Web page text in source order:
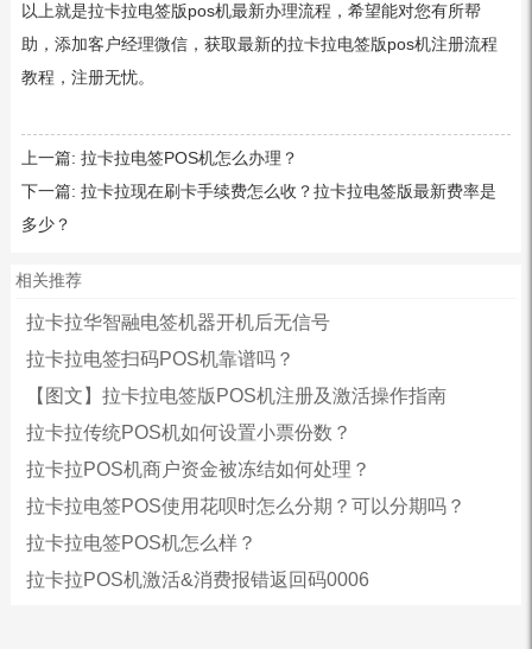
以上就是拉卡拉电签版pos机最新办理流程，希望能对您有所帮
助，添加客户经理微信，获取最新的拉卡拉电签版pos机注册流程
教程，注册无忧。
上一篇: 拉卡拉电签POS机怎么办理？
下一篇: 拉卡拉现在刷卡手续费怎么收？拉卡拉电签版最新费率是
多少？
相关推荐
拉卡拉华智融电签机器开机后无信号
拉卡拉电签扫码POS机靠谱吗？
【图文】拉卡拉电签版POS机注册及激活操作指南
拉卡拉传统POS机如何设置小票份数？
拉卡拉POS机商户资金被冻结如何处理？
拉卡拉电签POS使用花呗时怎么分期？可以分期吗？
拉卡拉电签POS机怎么样？
拉卡拉POS机激活&消费报错返回码0006